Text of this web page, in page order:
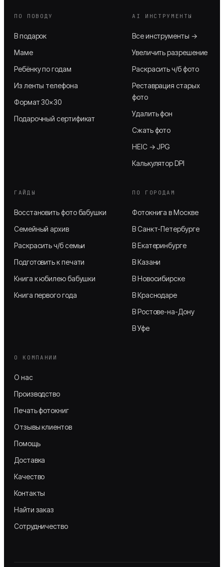
ПО ПОВОДУ
В подарок
Маме
Ребёнку по годам
Из ленты телефона
Формат 30×30
Подарочный сертификат
AI ИНСТРУМЕНТЫ
Все инструменты →
Увеличить разрешение
Раскрасить ч/б фото
Реставрация старых
фото
Удалить фон
Сжать фото
HEIC → JPG
Калькулятор DPI
ГАЙДЫ
Восстановить фото бабушки
Семейный архив
Раскрасить ч/б семьи
Подготовить к печати
Книга к юбилею бабушки
Книга первого года
ПО ГОРОДАМ
Фотокнига в Москве
В Санкт-Петербурге
В Екатеринбурге
В Казани
В Новосибирске
В Краснодаре
В Ростове-на-Дону
В Уфе
О КОМПАНИИ
О нас
Производство
Печать фотокниг
Отзывы клиентов
Помощь
Доставка
Качество
Контакты
Найти заказ
Сотрудничество